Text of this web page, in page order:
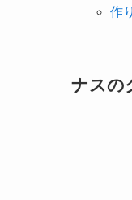
作
ナスの